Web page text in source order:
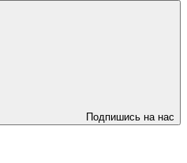
Подпишись на нас